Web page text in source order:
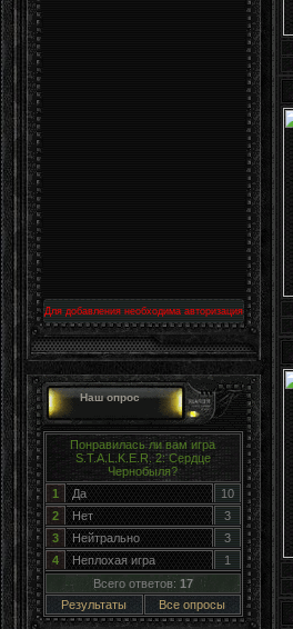
Для добавления необходима авторизация
Наш опрос
Понравилась ли вам игра
S.T.A.L.K.E.R. 2: Сердце
Чернобыля?
1
Да
10
2
Нет
3
3
Нейтрально
3
4
Неплохая игра
1
Всего ответов: 17
Результаты
Все опросы